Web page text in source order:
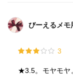
びーえるメモ
3
★3.5。モヤモヤ